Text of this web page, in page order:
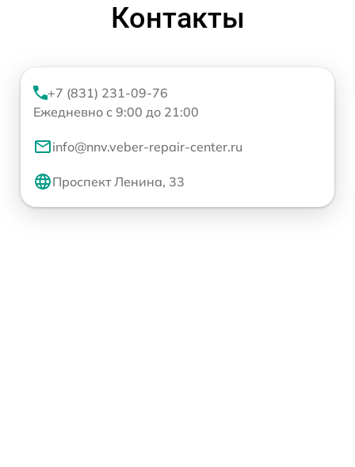
Контакты
+7 (831) 231-09-76
Ежедневно с 9:00 до 21:00
info@nnv.veber-repair-center.ru
Проспект Ленина, 33